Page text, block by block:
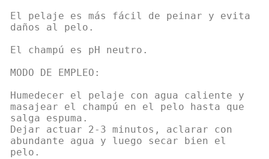
El pelaje es más fácil de peinar y evita
daños al pelo.
El champú es pH neutro.
MODO DE EMPLEO:
Humedecer el pelaje con agua caliente y
masajear el champú en el pelo hasta que
salga espuma.
Dejar actuar 2-3 minutos, aclarar con
abundante agua y luego secar bien el
pelo.